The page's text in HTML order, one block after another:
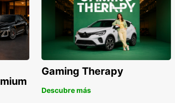
Gaming Therapy
Descubre más